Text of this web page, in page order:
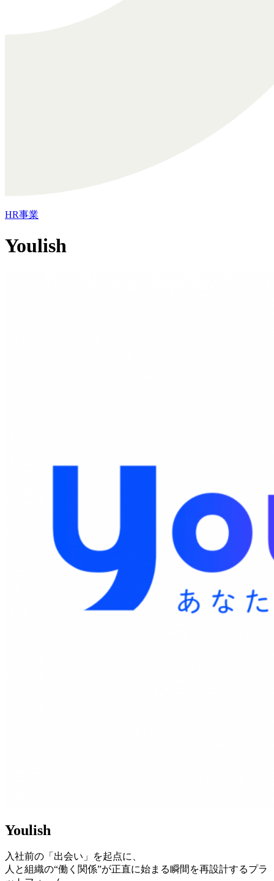
HR事業
Youlish
Youlish
入社前の「出会い」を起点に、
人と組織の“働く関係”が正直に始まる瞬間を再設計するプラ